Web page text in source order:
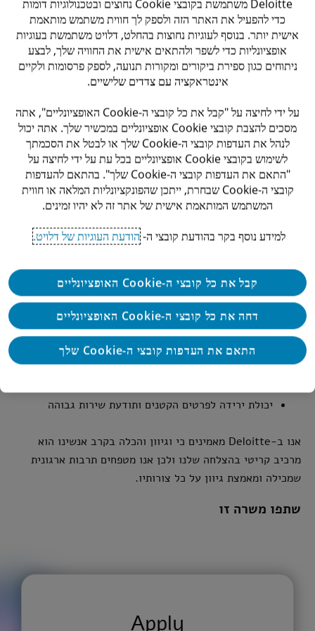
ומימון טרור.
היכרות עם עולמות הפיקוח והאסדרה של בנק ישראל
עבודה במגזר ציבורי.
העבודה הינה במשרדי הלקוח בירושלים
המשרה פונה לנשים וגברים כאחד
דרישות
בוגר/ת תואר ראשון בחשבונאות- חובה
מעבר בחינות מועצה- חובה
ניסיון קודם של לפחות שנה בביקורת חיצונית – חובה
אנגלית ברמה גבוהה- חובה
יכולת ירידה לפרטים הקטנים ותודעת שירות גבוהה
אנו ב-Deloitte מאמינים כי וגיוון והכלה בקרב אנשינו הוא
מרכיב קריטי בהצלחה שלנו ולכן אנו מטפחים תרבות ארגונית
שמכילה ומאמצת גיוון על כל צורותיו.
שתפו משרה זו
Apply
Deloitte משתמשת בקובצי Cookie נחוצים ובטכנולוגיות דומות
כדי להפעיל את האתר הזה ולספק לך חווית משתמש מותאמת
אישית יותר. בנוסף לעוגיות נחוצות בהחלט, דלויט משתמשת בעוגיות
אופציונליות כדי לשפר ולהתאים אישית את החוויה שלך, לבצע
ניתוחים כגון ספירת ביקורים ומקורות תנועה, לספק פרסומות ולקיים
אינטראקציה עם צדדים שלישיים.
על ידי לחיצה על "קבל את כל קובצי ה-Cookie האופציונליים", אתה
מסכים להצבת קובצי Cookie אופציונליים במכשיר שלך. אתה יכול
לנהל את העדפות קובצי ה-Cookie שלך או לבטל את הסכמתך
לשימוש בקובצי Cookie אופציונליים בכל עת על ידי לחיצה על
"התאם את העדפות קובצי ה-Cookie שלך". בהתאם להעדפות
קובצי ה-Cookie שבחרת, ייתכן שהפונקציונליות המלאה או חווית
המשתמש המותאמת אישית של אתר זה לא יהיו זמינים.
למידע נוסף בקר בהודעת קובצי ה-הודעת העוגיות של דלויט.
קבל את כל קובצי ה-Cookie האופציונליים
דחה את כל קובצי ה-Cookie האופציונליים
התאם את העדפות קובצי ה-Cookie שלך